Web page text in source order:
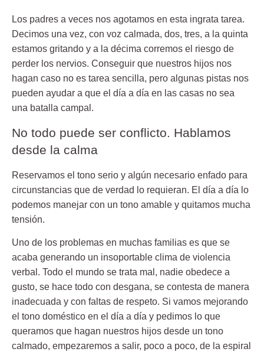
Los padres a veces nos agotamos en esta ingrata tarea.
Decimos una vez, con voz calmada, dos, tres, a la quinta
estamos gritando y a la décima corremos el riesgo de
perder los nervios. Conseguir que nuestros hijos nos
hagan caso no es tarea sencilla, pero algunas pistas nos
pueden ayudar a que el día a día en las casas no sea
una batalla campal.
No todo puede ser conflicto. Hablamos
desde la calma
Reservamos el tono serio y algún necesario enfado para
circunstancias que de verdad lo requieran. El día a día lo
podemos manejar con un tono amable y quitamos mucha
tensión.
Uno de los problemas en muchas familias es que se
acaba generando un insoportable clima de violencia
verbal. Todo el mundo se trata mal, nadie obedece a
gusto, se hace todo con desgana, se contesta de manera
inadecuada y con faltas de respeto. Si vamos mejorando
el tono doméstico en el día a día y pedimos lo que
queramos que hagan nuestros hijos desde un tono
calmado, empezaremos a salir, poco a poco, de la espiral